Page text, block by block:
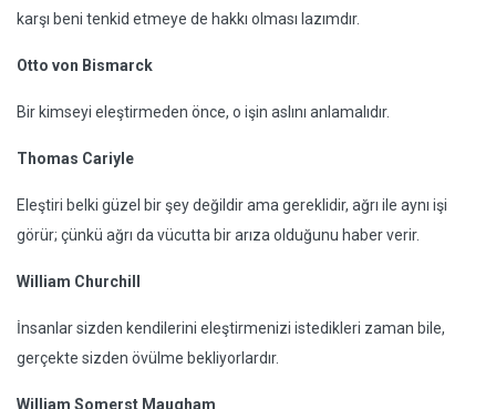
karşı beni tenkid etmeye de hakkı olması lazımdır.
Otto von Bismarck
Bir kimseyi eleştirmeden önce, o işin aslını anlamalıdır.
Thomas Cariyle
Eleştiri belki güzel bir şey değildir ama gereklidir, ağrı ile aynı işi
görür; çünkü ağrı da vücutta bir arıza olduğunu haber verir.
William Churchill
İnsanlar sizden kendilerini eleştirmenizi istedikleri zaman bile,
gerçekte sizden övülme bekliyorlardır.
William Somerst Maugham